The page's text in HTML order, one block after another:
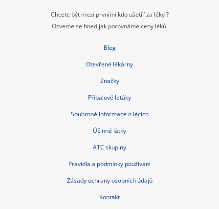
Chcete být mezi prvními kdo ušetří za léky ?
Ozveme se hned jak porovnáme ceny léků.
Blog
Otevřené lékárny
Značky
Příbalové letáky
Souhrnné informace o lécích
Účinné látky
ATC skupiny
Pravidla a podmínky používání
Zásady ochrany osobních údajů
Kontakt